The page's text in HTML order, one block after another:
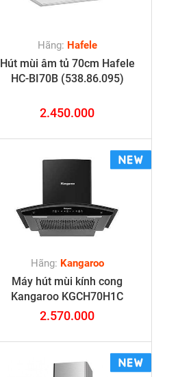
Hãng: Hafele
Hút mùi âm tủ 70cm Hafele
HC-BI70B (538.86.095)
2.450.000
Hãng: Kangaroo
Máy hút mùi kính cong
Kangaroo KGCH70H1C
2.570.000